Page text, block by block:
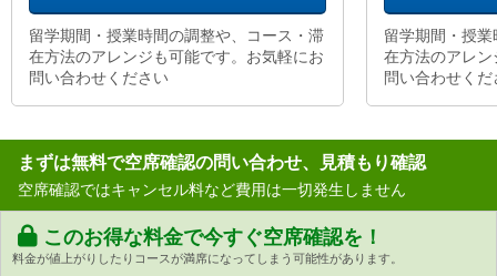
留学期間・授業時間の調整や、コース・滞
在方法のアレンジも可能です。お気軽にお
問い合わせください
留学期間・授
在方法のアレ
問い合わせくだ
まずは無料で空席確認の問い合わせ、見積もり確認
空席確認ではキャンセル料など費用は一切発生しません
このお得な料金で今すぐ空席確認を！
料金が値上がりしたりコースが満席になってしまう可能性があります。